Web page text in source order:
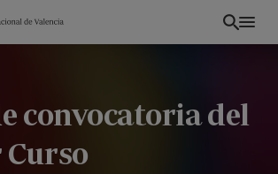
convocatoria del